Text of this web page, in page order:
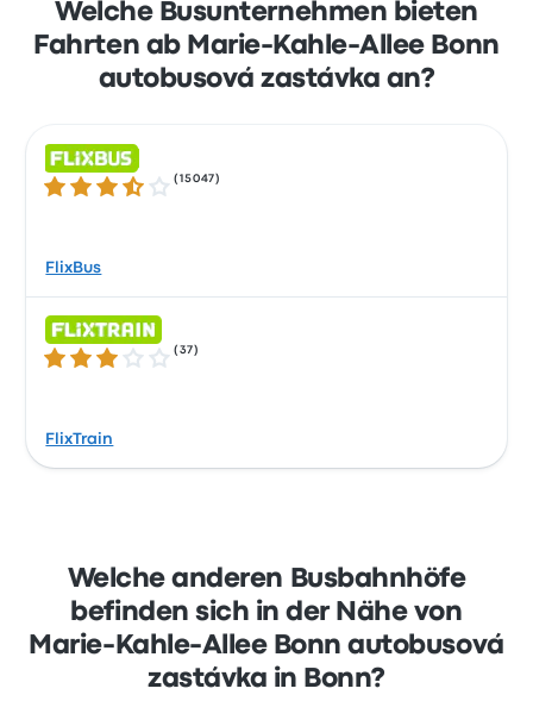
Welche Busunternehmen bieten
Fahrten ab Marie-Kahle-Allee Bonn
autobusová zastávka an?
3.5 von 5 Sternen
(15047 )
FlixBus
3.0 von 5 Sternen
(37 )
FlixTrain
Welche anderen Busbahnhöfe
befinden sich in der Nähe von
Marie-Kahle-Allee Bonn autobusová
zastávka in Bonn?